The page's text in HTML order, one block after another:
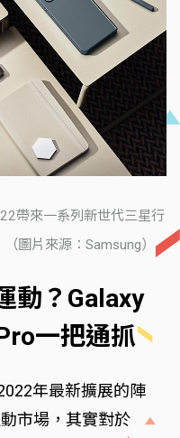
帶來一系列新世代三星行
圖片來源：Samsung）
動？Galaxy
一把通抓
年最新擴展的陣
市場，其實對於